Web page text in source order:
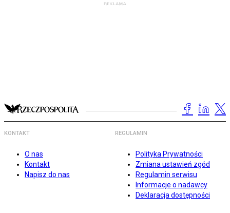
KONTAKT
O nas
Kontakt
Napisz do nas
REGULAMIN
Polityka Prywatności
Zmiana ustawień zgód
Regulamin serwisu
Informacje o nadawcy
Deklaracja dostępności